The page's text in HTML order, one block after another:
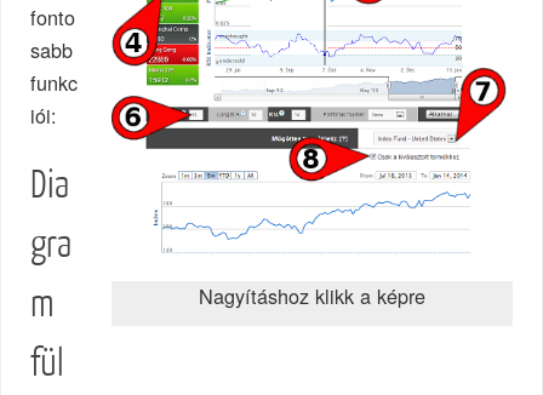
Nagyításhoz klikk a képre
fonto
sabb
funkc
iói:
Dia
gra
m
fül